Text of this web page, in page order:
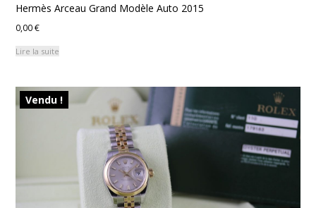
Hermès Arceau Grand Modèle Auto 2015
0,00€
Lire la suite
Vendu !